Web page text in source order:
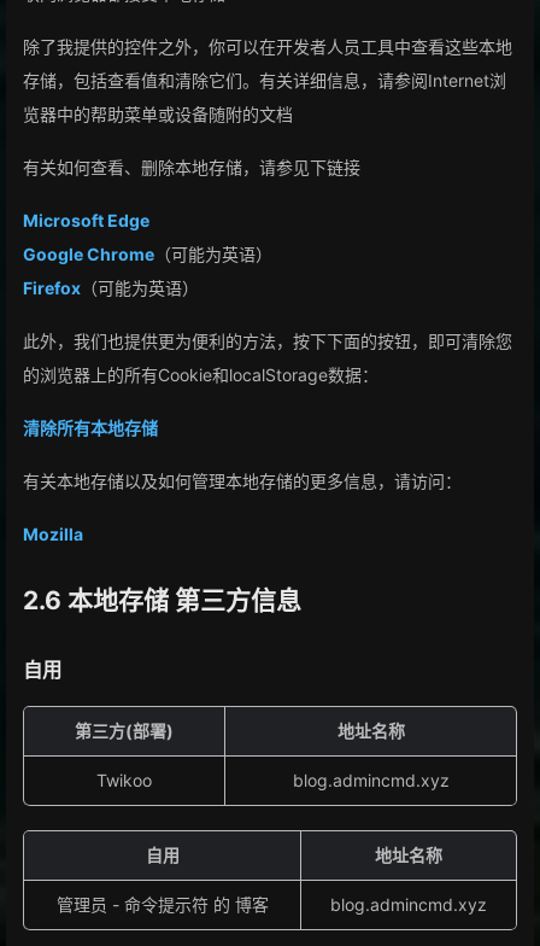
除了我提供的控件之外，你可以在开发者人员工具中查看这些本地
存储，包括查看值和清除它们。有关详细信息，请参阅Internet浏
览器中的帮助菜单或设备随附的文档
有关如何查看、删除本地存储，请参见下链接
Microsoft Edge
Google Chrome （可能为英语）
Firefox （可能为英语）
此外，我们也提供更为便利的方法，按下下面的按钮，即可清除您
的浏览器上的所有Cookie和localStorage数据：
清除所有本地存储
有关本地存储以及如何管理本地存储的更多信息，请访问：
Mozilla
2.6 本地存储 第三方信息
自用
第三方(部署) 地址名称
Twikoo blog.admincmd.xyz
自用 地址名称
管理员 - 命令提示符 的 博客 blog.admincmd.xyz